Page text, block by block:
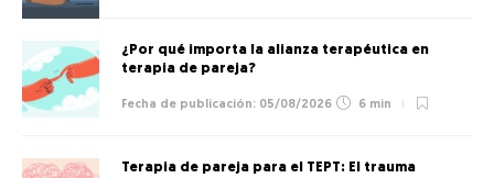
¿Por qué importa la alianza terapéutica en
terapia de pareja?
05/08/2026 6 min
Terapia de pareja para el TEPT: El trauma